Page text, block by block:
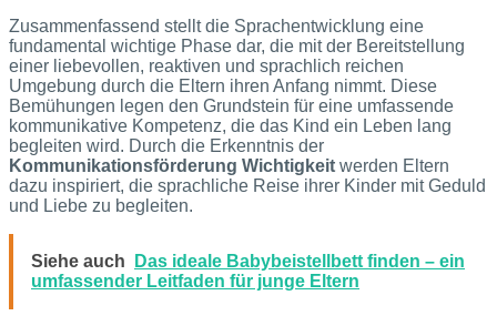
Zusammenfassend stellt die Sprachentwicklung eine
fundamental wichtige Phase dar, die mit der Bereitstellung
einer liebevollen, reaktiven und sprachlich reichen
Umgebung durch die Eltern ihren Anfang nimmt. Diese
Bemühungen legen den Grundstein für eine umfassende
kommunikative Kompetenz, die das Kind ein Leben lang
begleiten wird. Durch die Erkenntnis der
Kommunikationsförderung Wichtigkeit werden Eltern
dazu inspiriert, die sprachliche Reise ihrer Kinder mit Geduld
und Liebe zu begleiten.
Siehe auch
Das ideale Babybeistellbett finden – ein
umfassender Leitfaden für junge Eltern